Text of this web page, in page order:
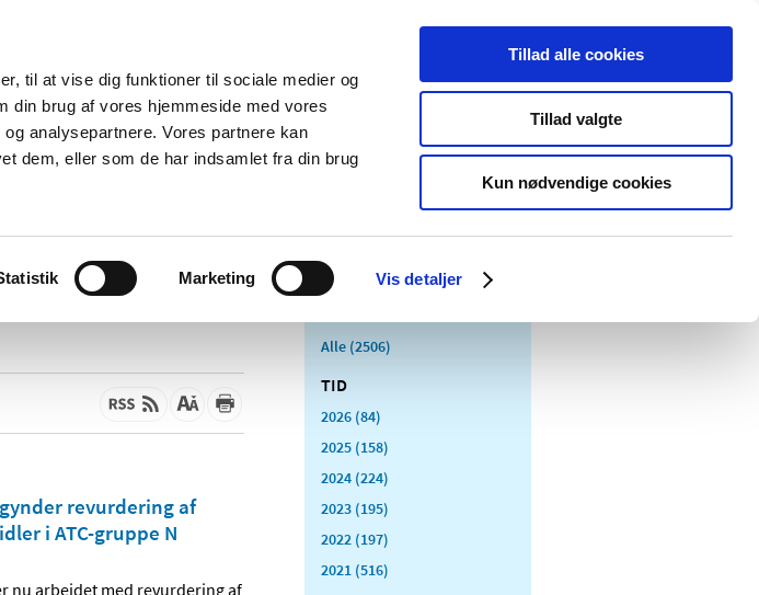
til at vise dig funktioner til sociale medier og
din brug af vores hjemmeside med vores
analysepartnere. Vores partnere kan
dem, eller som de har indsamlet fra din brug
Marketing Vis detaljer
Tillad alle cookies
Tillad valgte
Kun nødvendige cookies
Nyheder Om os Kontakt Udgivelser
Apoteker og salg af
Medicinsk
Særlige
produktområder
revurdering af
i ATC-gruppe N
nu arbejdet med revurdering af
Alle (2506)
TID
2026 (84)
2025 (158)
2024 (224)
2023 (195)
2022 (197)
2021 (516)